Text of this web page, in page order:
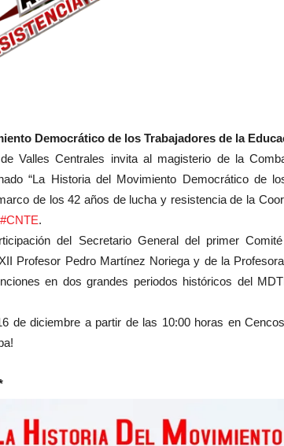
Democrático de los Trabajadores de la
Valles Centrales invita al magisterio de la
“La Historia del Movimiento Democrático de
de los 42 años de lucha y resistencia de la
#CNTE.
del Secretario General del primer
Profesor Pedro Martínez Noriega y de la
en dos grandes periodos históricos del
de diciembre a partir de las 10:00 horas en